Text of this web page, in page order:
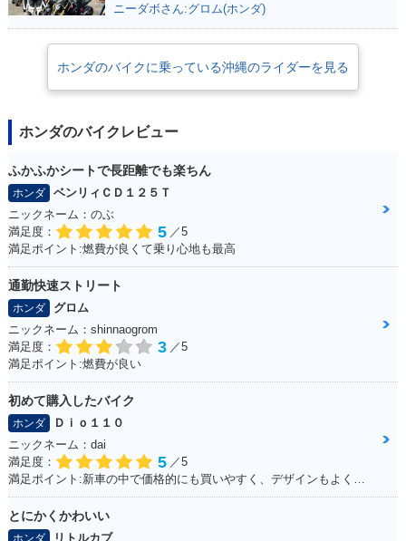
ニーダボさん:グロム(ホンダ)
ホンダのバイクに乗っている沖縄のライダーを見る
ホンダのバイクレビュー
ふかふかシートで長距離でも楽ちん
ホンダ
ベンリィＣＤ１２５Ｔ
ニックネーム：のぶ
満足度：
5 ／5
満足ポイント:燃費が良くて乗り心地も最高
通勤快速ストリート
ホンダ
グロム
ニックネーム：shinnaogrom
満足度：
3 ／5
満足ポイント:燃費が良い
初めて購入したバイク
ホンダ
Ｄｉｏ１１０
ニックネーム：dai
満足度：
5 ／5
とにかくかわいい
ホンダ リトルカブ